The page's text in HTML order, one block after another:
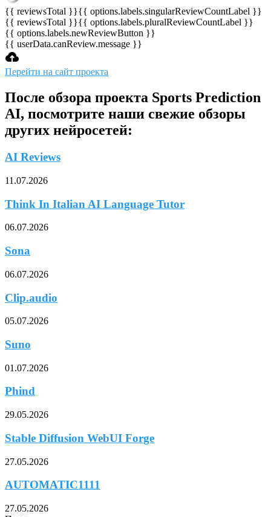
{{ reviewsTotal }}{{ options.labels.singularReviewCountLabel }}
{{ reviewsTotal }}{{ options.labels.pluralReviewCountLabel }}
{{ options.labels.newReviewButton }}
{{ userData.canReview.message }}
Перейти на сайт проекта
После обзора проекта Sports Prediction
AI, посмотрите наши свежие обзоры
других нейросетей:
AI Reviews
11.07.2026
Think In Italian AI Language Tutor
06.07.2026
Sona
06.07.2026
Clip.audio
05.07.2026
Suno
01.07.2026
Phind
29.05.2026
Stable Diffusion WebUI Forge
27.05.2026
AUTOMATIC1111
27.05.2026